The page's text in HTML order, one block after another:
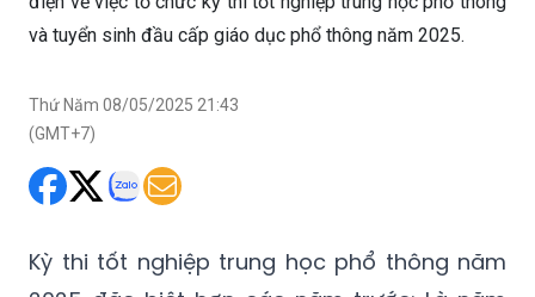
nghiệp năm 2025
Phó Thủ tướng Chính phủ Lê Thành Long vừa ký Công
và tuyển sinh đầu cấp giáo dục phổ thông năm 2025.
Thứ Năm 08/05/2025 21:43